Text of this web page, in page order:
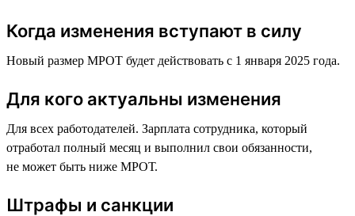
Когда изменения вступают в силу
Новый размер МРОТ будет действовать с 1 января 2025 года.
Для кого актуальны изменения
Для всех работодателей. Зарплата сотрудника, который
отработал полный месяц и выполнил свои обязанности,
не может быть ниже МРОТ.
Штрафы и санкции